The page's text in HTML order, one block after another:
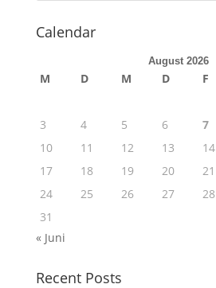
Calendar
August 2026
M D M D F
3
4 5 6 7
10
11 12 13 14
17
18 19 20 21
24
25 26 27 28
31
« Juni
Recent Posts